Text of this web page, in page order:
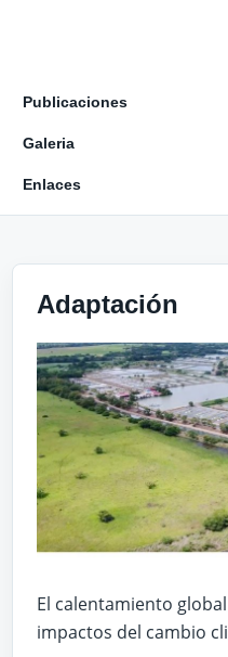
Publicaciones
Galeria
Enlaces
Adaptación
El calentamiento
impactos del cambio